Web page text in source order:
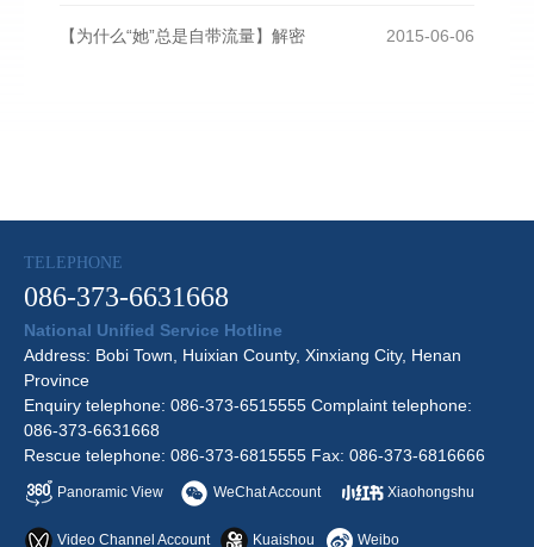
2015-06-06
【为什么“她”总是自带流量】解密
TELEPHONE
086-373-6631668
National Unified Service Hotline
Address: Bobi Town, Huixian County, Xinxiang City, Henan
Province
Enquiry telephone: 086-373-6515555 Complaint telephone:
086-373-6631668
Rescue telephone: 086-373-6815555 Fax: 086-373-6816666
Panoramic View WeChat Account Xiaohongshu
Video Channel Account Kuaishou Weibo